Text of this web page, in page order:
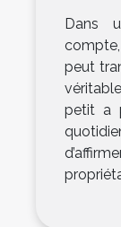
Dans
peut
petit a